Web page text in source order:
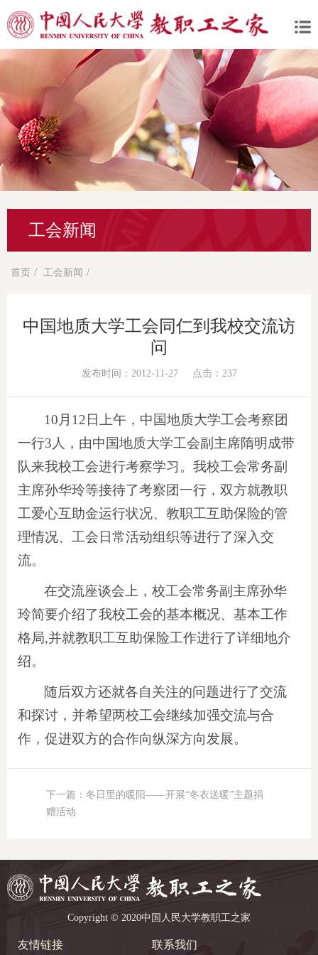
工会新闻
首页 / 工会新闻 /
中国地质大学工会同仁到我校交流访
问
发布时间：2012-11-27 点击： 237
10月12日上午，中国地质大学工会考察团
一行3人，由中国地质大学工会副主席隋明成带
队来我校工会进行考察学习。我校工会常务副
主席孙华玲等接待了考察团一行，双方就教职
工爱心互助金运行状况、教职工互助保险的管
理情况、工会日常活动组织等进行了深入交
流。
在交流座谈会上，校工会常务副主席孙华
玲简要介绍了我校工会的基本概况、基本工作
格局,并就教职工互助保险工作进行了详细地介
绍。
随后双方还就各自关注的问题进行了交流
和探讨，并希望两校工会继续加强交流与合
作，促进双方的合作向纵深方向发展。
下一篇：冬日里的暖阳——开展“冬衣送暖”主题捐
赠活动
Copyright © 2020中国人民大学教职工之家
友情链接 联系我们